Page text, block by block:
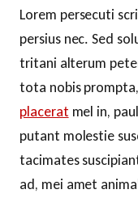
Lorem persecuti
persius nec. Sed
tritani alterum
tota nobis
placerat mel in,
putant molestie
tacimates
ad, mei amet